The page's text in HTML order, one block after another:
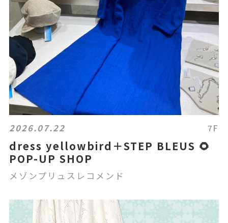
2026.07.22 7F
dress yellowbird＋STEP BLEUS 🌻
POP-UP SHOP
メゾンプリュスレコメンド